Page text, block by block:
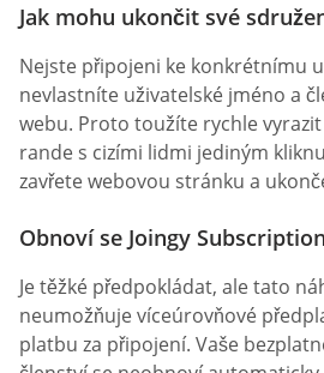
Jak mohu ukončit své
Nejste připojeni ke konkrétnímu
nevlastníte uživatelské jméno a
webu. Proto toužíte rychle
rande s cizími lidmi jediným
zavřete webovou stránku a
Obnoví se Joingy
Je těžké předpokládat, ale tato
neumožňuje víceúrovňové
platbu za připojení. Vaše